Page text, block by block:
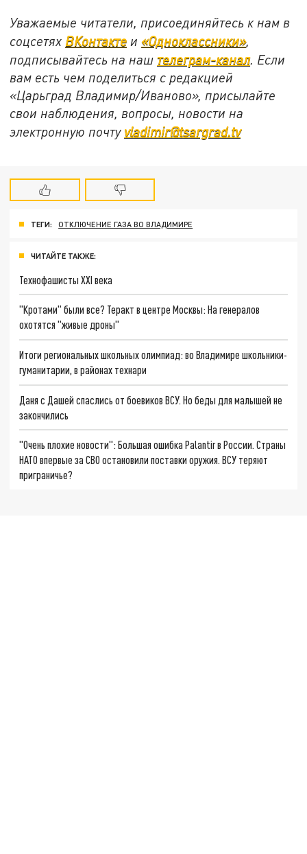
Уважаемые читатели, присоединяйтесь к нам в
соцсетях ВКонтакте и«Одноклассники»,
подписывайтесь на наш телеграм-канал. Если
вам есть чем поделиться с редакцией
«Царьград Владимир/Иваново», присылайте
свои наблюдения, вопросы, новости на
электронную почту vladimir@tsargrad.tv
ТЕГИ: ОТКЛЮЧЕНИЕ ГАЗА ВО ВЛАДИМИРЕ
ЧИТАЙТЕ ТАКЖЕ:
Технофашисты XXI века
"Кротами" были все? Теракт в центре Москвы: На генералов
охотятся "живые дроны"
Итоги региональных школьных олимпиад: во Владимире школьники-
гуманитарии, в районах технари
Даня с Дашей спаслись от боевиков ВСУ. Но беды для малышей не
закончились
"Очень плохие новости": Большая ошибка Palantir в России. Страны
НАТО впервые за СВО остановили поставки оружия. ВСУ теряют
приграничье?